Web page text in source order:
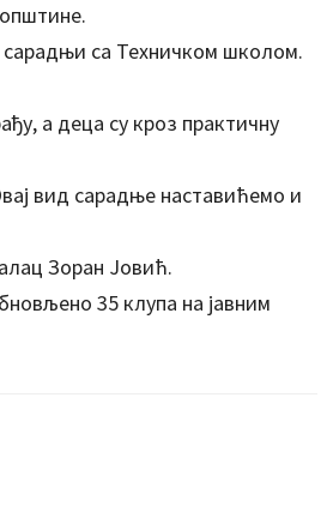
сарадњи са Техничком школом.
а деца су кроз практичну
вид сарадње наставићемо и
Зоран Јовић.
35 клупа на јавним